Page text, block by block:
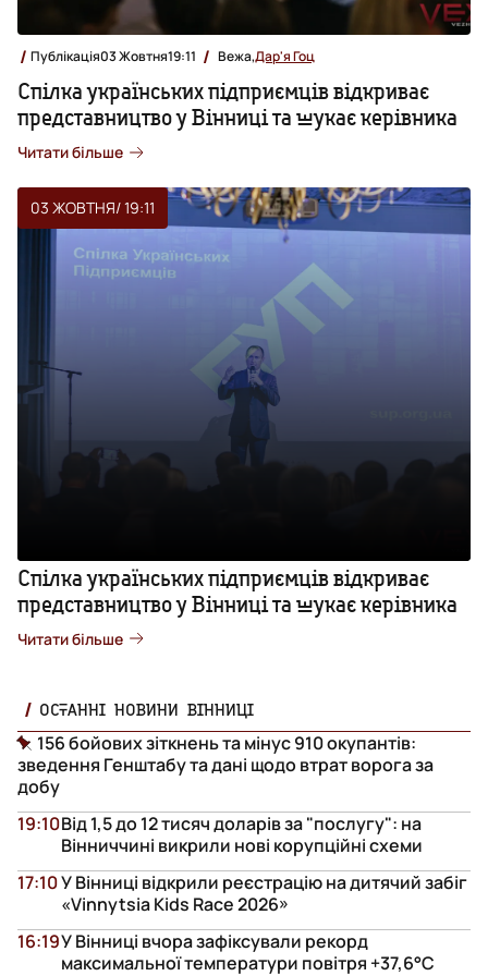
Публікація03 Жовтня19:11 Вежа,Дар'я Гоц
Спілка українських підприємців відкриває
представництво у Вінниці та шукає керівника
Читати більше
03 ЖОВТНЯ/ 19:11
Спілка українських підприємців відкриває
представництво у Вінниці та шукає керівника
Читати більше
ОСТАННІ НОВИНИ ВІННИЦІ
156 бойових зіткнень та мінус 910 окупантів:
зведення Генштабу та дані щодо втрат ворога за
добу
Від 1,5 до 12 тисяч доларів за "послугу": на
Вінниччині викрили нові корупційні схеми
19:10
У Вінниці відкрили реєстрацію на дитячий забіг
«Vinnytsia Kids Race 2026»
17:10
У Вінниці вчора зафіксували рекорд
максимальної температури повітря +37,6°С
16:19